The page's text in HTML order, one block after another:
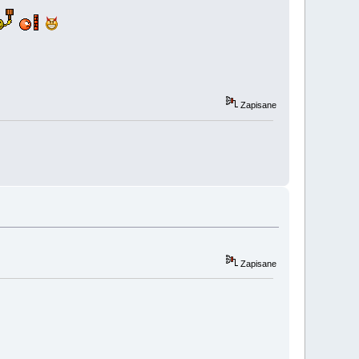
Zapisane
Zapisane